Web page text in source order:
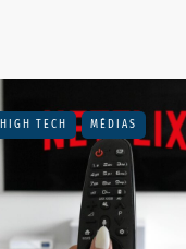
HIGH TECH MÉDIAS